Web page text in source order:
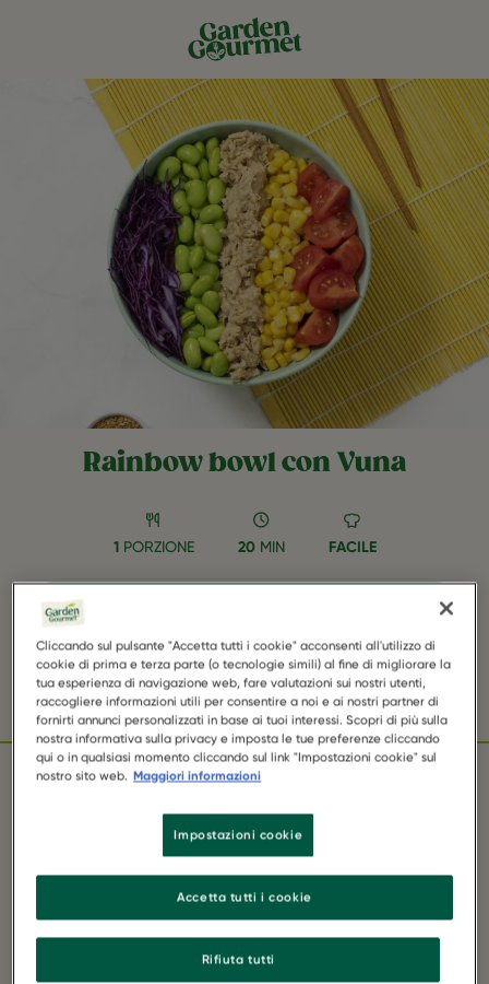
Rainbow bowl con Vuna
1 PORZIONE 20 MIN FACILE
VUNA AS FAVORITE
FacebookTwitterWhatsApp
Email Pinterest
INGREDIENTI
70 g di GARDEN GOURMET Vuna
80 g di riso venere
Cliccando sul pulsante "Accetta tutti i cookie" acconsenti all'utilizzo di
cookie di prima e terza parte (o tecnologie simili) al fine di migliorare la
tua esperienza di navigazione web, fare valutazioni sui nostri utenti,
raccogliere informazioni utili per consentire a noi e ai nostri partner di
fornirti annunci personalizzati in base ai tuoi interessi. Scopri di più sulla
nostra informativa sulla privacy e imposta le tue preferenze cliccando
qui o in qualsiasi momento cliccando sul link "Impostazioni cookie" sul
nostro sito web. Maggiori informazioni
Impostazioni cookie
Rifiuta tutti
Accetta tutti i cookie